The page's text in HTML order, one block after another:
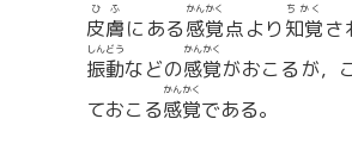
皮膚
ひふ
にある感覚
かんかく
点より知覚
ちかく
さ
振動
しんどう
などの感覚
かんかく
がおこるが，
ておこる感覚
かんかく
である。